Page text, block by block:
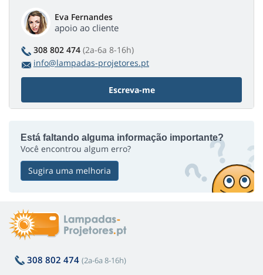
Eva Fernandes
apoio ao cliente
308 802 474 (2a-6a 8-16h)
info@lampadas-projetores.pt
Escreva-me
Está faltando alguma informação importante?
Você encontrou algum erro?
Sugira uma melhoria
308 802 474 (2a-6a 8-16h)